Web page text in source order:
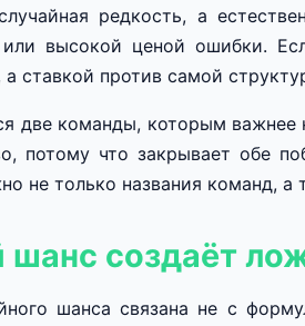
редкость, а
высокой ценой ошибки.
а ставкой против самой
две команды, которым важнее
потому что закрывает обе
не только названия команд,
шанс создаёт
шанса связана не с